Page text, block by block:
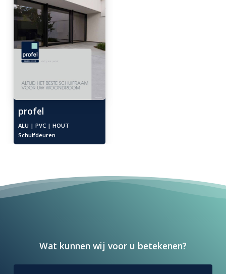
profel
ALU | PVC | HOUT
Schuifdeuren
Wat kunnen wij voor u betekenen?